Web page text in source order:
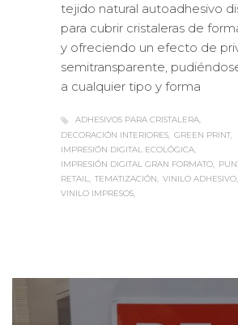
tejido natural autoadhesivo
para cubrir cristaleras de
y ofreciendo un efecto de
semitransparente,
a cualquier tipo y forma
ADHESIVOS PARA CRISTALERA
DECORACIÓN INTERIORES GREEN PRINT
IMPRESIÓN DIGITAL ECOLÓGICA
IMPRESIÓN DIGITAL GRAN FORMATO
RETAIL TEMATIZACIÓN
VINILO ADHESIVO
VINILO IMPRESOS